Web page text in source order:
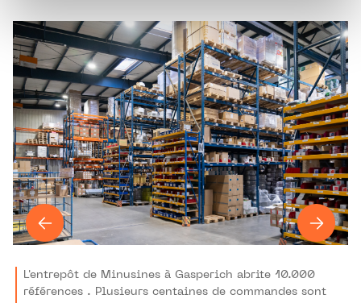
L'entrepôt de Minusines à Gasperich abrite 10.000
références . Plusieurs centaines de commandes sont